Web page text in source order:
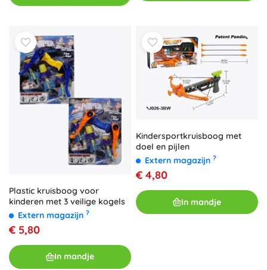
Plastic kruisboog voor
kinderen met 3 veilige kogels
Extern magazijn ?
€ 5,80
In mandje
Kindersportkruisboog met
doel en pijlen
Extern magazijn ?
€ 4,80
In mandje